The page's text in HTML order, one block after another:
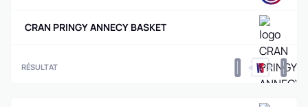
CRAN PRINGY ANNECY BASKET
RÉSULTAT 0 0